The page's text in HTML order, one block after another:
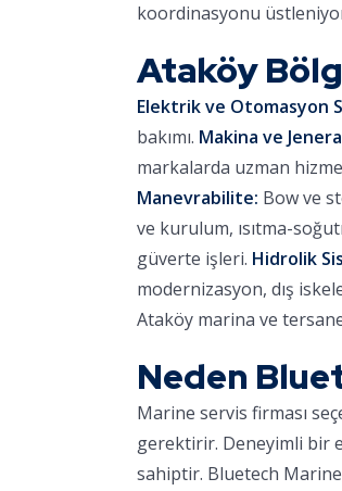
koordinasyonu
Ataköy
Elektrik ve Otomasyon
bakımı. Makina ve
markalarda uzman
Manevrabilite: Bow ve
ve kurulum, ısıtma-
güverte işleri. Hidrolik
modernizasyon, dış
Ataköy marina ve
Neden
Marine servis firması
gerektirir. Deneyimli bir
sahiptir. Bluetech